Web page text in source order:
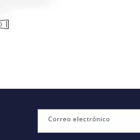
Correo electrónico